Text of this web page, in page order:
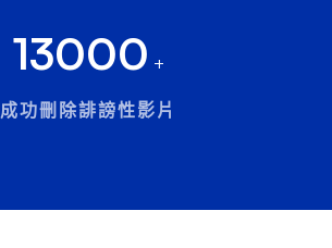
13000 +
成功刪除誹謗性影片